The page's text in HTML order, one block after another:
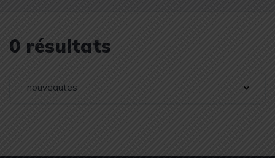
0 résultats
nouveautes